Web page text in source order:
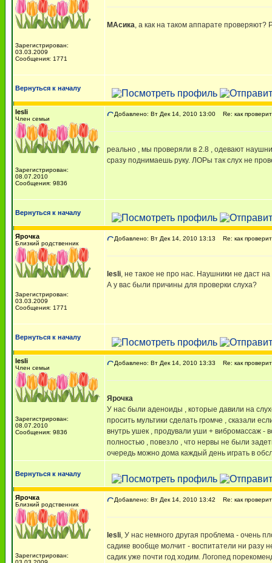
Зарегистрирован:
03.03.2009
Сообщения: 1771
МАсика, а как на таком аппарате проверяют?
Вернуться к началу
lesli
Член семьи
Зарегистрирован:
08.07.2010
Сообщения: 9836
Добавлено: Вт Дек 14, 2010 13:00 Re: как
реально , мы проверяли в 2.8 , одевают
сразу поднимаешь руку. ЛОРы так слух не
Вернуться к началу
Ярочка
Близкий родственник
Зарегистрирован:
03.03.2009
Сообщения: 1771
Добавлено: Вт Дек 14, 2010 13:13 Re: как
lesli, не такое не про нас. Наушники не даст
А у вас были причины для проверки слуха?
Вернуться к началу
lesli
Член семьи
Зарегистрирован:
08.07.2010
Сообщения: 9836
Добавлено: Вт Дек 14, 2010 13:33 Re: как
Ярочка
У нас были аденоиды , которые давили на
просить мультики сделать громче , сказали
внутрь ушек , продували уши + вибромассаж -
полностью , повезло , что нервы не были
очередь можно дома каждый день играть в
Вернуться к началу
Ярочка
Близкий родственник
Зарегистрирован:
Добавлено: Вт Дек 14, 2010 13:42 Re: как
lesli, У нас немного другая проблема - очень
садике вообще молчит - воспитатели ни разу
садик уже почти год ходим. Логопед